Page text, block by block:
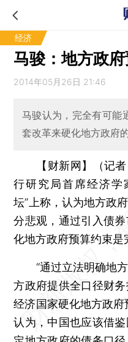
经济
马骏：地方政
2014年05月26日 21:46
马骏认为，完全有可能
套改革来硬化地方政府
【财新网】（记者
行研究局首席经济学
坛”上称，认为地方政府
分悲观，通过引入债
化地方政府预算约束是
“通过立法明确地方
方政府提供全口径财
经济国家硬化地方政府
认为，中国也应该借